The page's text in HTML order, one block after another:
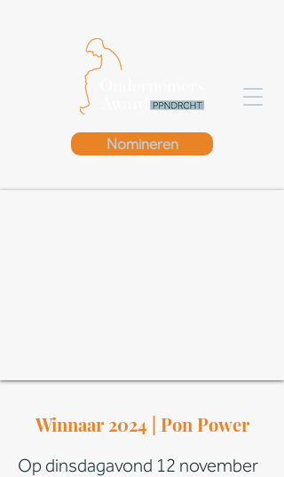
Nomineren
Winnaar 2024 | Pon Power
Op dinsdagavond 12 november